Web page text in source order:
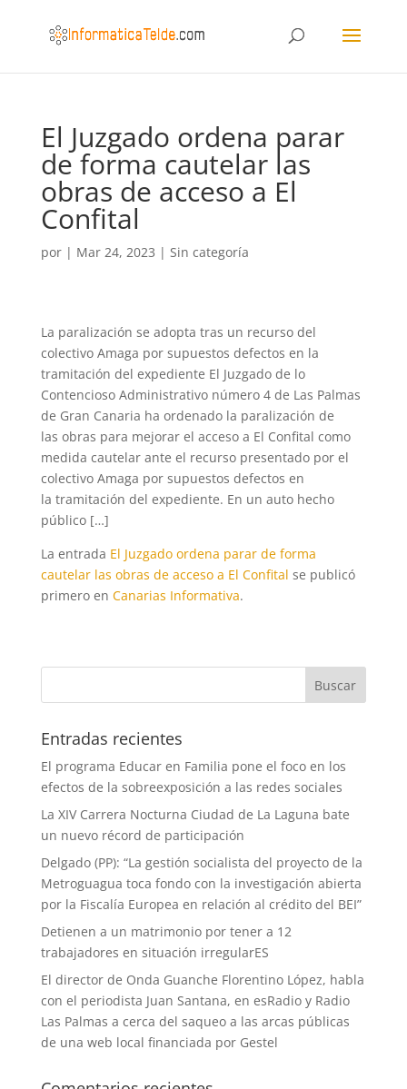
El Juzgado ordena parar
de forma cautelar las
obras de acceso a El
Confital
por | Mar 24, 2023 | Sin categoría
La paralización se adopta tras un recurso del
colectivo Amaga por supuestos defectos en la
tramitación del expediente El Juzgado de lo
Contencioso Administrativo número 4 de Las Palmas
de Gran Canaria ha ordenado la paralización de
las obras para mejorar el acceso a El Confital como
medida cautelar ante el recurso presentado por el
colectivo Amaga por supuestos defectos en
la tramitación del expediente. En un auto hecho
público […]
La entrada El Juzgado ordena parar de forma
cautelar las obras de acceso a El Confital se publicó
primero en Canarias Informativa.
Entradas recientes
El programa Educar en Familia pone el foco en los
efectos de la sobreexposición a las redes sociales
La XIV Carrera Nocturna Ciudad de La Laguna bate
un nuevo récord de participación
Delgado (PP): “La gestión socialista del proyecto de la
Metroguagua toca fondo con la investigación abierta
por la Fiscalía Europea en relación al crédito del BEI”
Detienen a un matrimonio por tener a 12
trabajadores en situación irregularES
El director de Onda Guanche Florentino López, habla
con el periodista Juan Santana, en esRadio y Radio
Las Palmas a cerca del saqueo a las arcas públicas
de una web local financiada por Gestel